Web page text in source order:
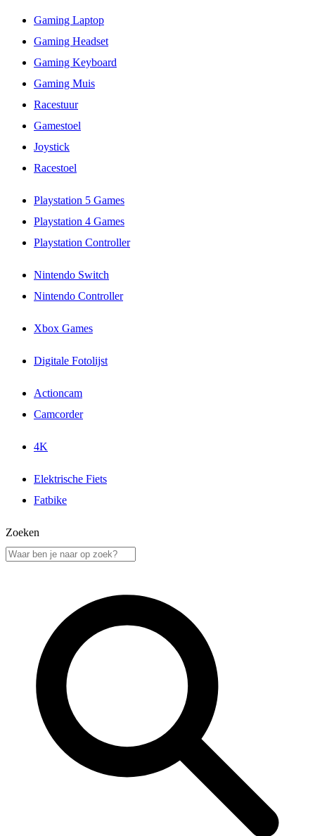
Gaming Laptop
Gaming Headset
Gaming Keyboard
Gaming Muis
Racestuur
Gamestoel
Joystick
Racestoel
Playstation 5 Games
Playstation 4 Games
Playstation Controller
Nintendo Switch
Nintendo Controller
Xbox Games
Digitale Fotolijst
Actioncam
Camcorder
4K
Elektrische Fiets
Fatbike
Zoeken